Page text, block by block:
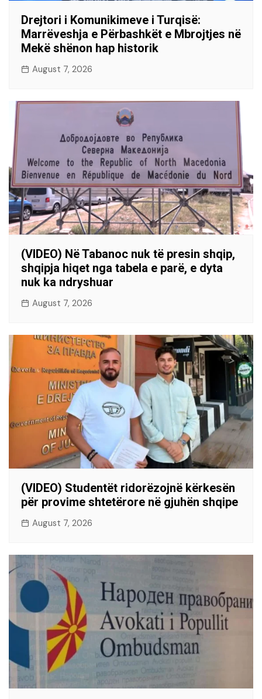
Drejtori i Komunikimeve i Turqisë:
Marrëveshja e Përbashkët e Mbrojtjes në
Mekë shënon hap historik
August 7, 2026
(VIDEO) Në Tabanoc nuk të presin shqip,
shqipja hiqet nga tabela e parë, e dyta
nuk ka ndryshuar
August 7, 2026
(VIDEO) Studentët ridorëzojnë kërkesën
për provime shtetërore në gjuhën shqipe
August 7, 2026